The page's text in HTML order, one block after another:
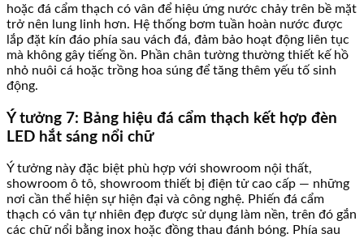
hoặc đá cẩm thạch có vân để hiệu ứng nước chảy trên bề mặt
trở nên lung linh hơn. Hệ thống bơm tuần hoàn nước được
lắp đặt kín đáo phía sau vách đá, đảm bảo hoạt động liên tục
mà không gây tiếng ồn. Phần chân tường thường thiết kế hồ
nhỏ nuôi cá hoặc trồng hoa súng để tăng thêm yếu tố sinh
động.
Ý tưởng 7: Bảng hiệu đá cẩm thạch kết hợp đèn
LED hắt sáng nổi chữ
Ý tưởng này đặc biệt phù hợp với showroom nội thất,
showroom ô tô, showroom thiết bị điện tử cao cấp — những
nơi cần thể hiện sự hiện đại và công nghệ. Phiến đá cẩm
thạch có vân tự nhiên đẹp được sử dụng làm nền, trên đó gắn
các chữ nổi bằng inox hoặc đồng thau đánh bóng. Phía sau